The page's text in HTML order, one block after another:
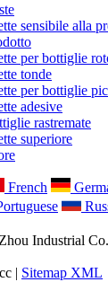
sensibile alla
per bottiglie
tonde
per bottiglie
adesive
rastremate
superiore
French
Industrial
| Sitemap XML